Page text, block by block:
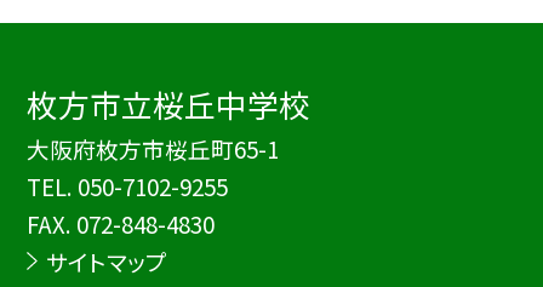
枚方市立桜丘中学校
大阪府枚方市桜丘町65-1
TEL. 050-7102-9255
FAX. 072-848-4830
サイトマップ